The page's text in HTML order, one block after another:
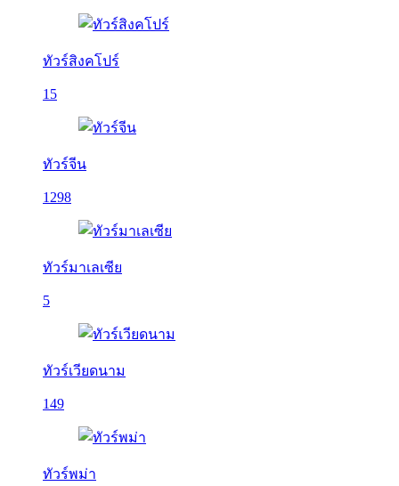
ทัวร์สิงคโปร์
15
ทัวร์จีน
1298
ทัวร์มาเลเซีย
5
ทัวร์เวียดนาม
149
ทัวร์พม่า